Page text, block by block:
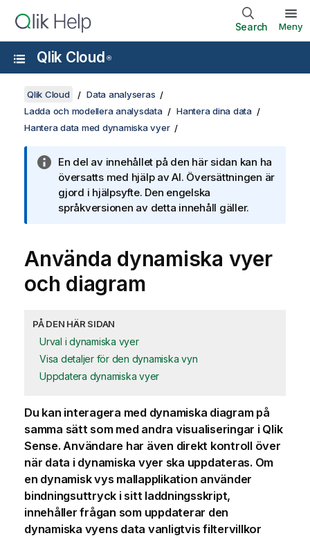
Search Meny
Qlik Cloud ®
Qlik Cloud
Data analyseras
Ladda och modellera analysdata
Hantera dina data
Hantera data med dynamiska vyer
En del av innehållet på den här sidan kan ha
översatts med hjälp av AI. Översättningen är
gjord i hjälpsyfte. Den engelska
språkversionen av detta innehåll gäller.
Använda dynamiska vyer
och diagram
PÅ DEN HÄR SIDAN
Urval i dynamiska vyer
Visa detaljer för den dynamiska vyn
Uppdatera dynamiska vyer
Du kan interagera med dynamiska diagram på
samma sätt som med andra visualiseringar i Qlik
Sense. Användare har även direkt kontroll över
när data i dynamiska vyer ska uppdateras. Om
en dynamisk vys mallapplikation använder
bindningsuttryck i sitt laddningsskript,
innehåller frågan som uppdaterar den
dynamiska vyens data vanligtvis filtervillkor